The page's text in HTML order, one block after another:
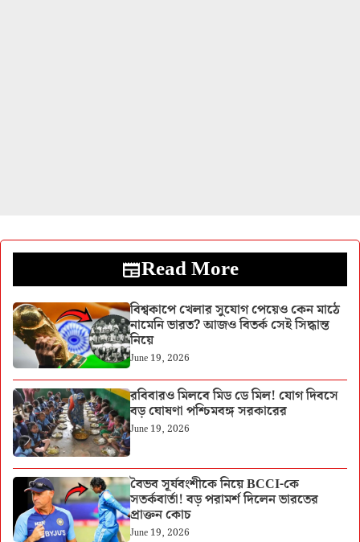
Read More
বিশ্বকাপে খেলার সুযোগ পেয়েও কেন মাঠে
নামেনি ভারত? আজও বিতর্ক সেই সিদ্ধান্ত
নিয়ে
June 19, 2026
রবিবারও মিলবে মিড ডে মিল! যোগ দিবসে
বড় ঘোষণা পশ্চিমবঙ্গ সরকারের
June 19, 2026
বৈভব সূর্যবংশীকে নিয়ে BCCI-কে
সতর্কবার্তা! বড় পরামর্শ দিলেন ভারতের
প্রাক্তন কোচ
June 19, 2026